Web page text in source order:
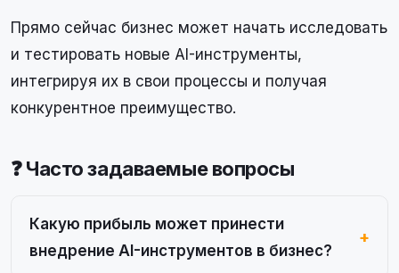
Прямо сейчас бизнес может начать исследовать
и тестировать новые AI-инструменты,
интегрируя их в свои процессы и получая
конкурентное преимущество.
❓ Часто задаваемые вопросы
Какую прибыль может принести
внедрение AI-инструментов в бизнес?